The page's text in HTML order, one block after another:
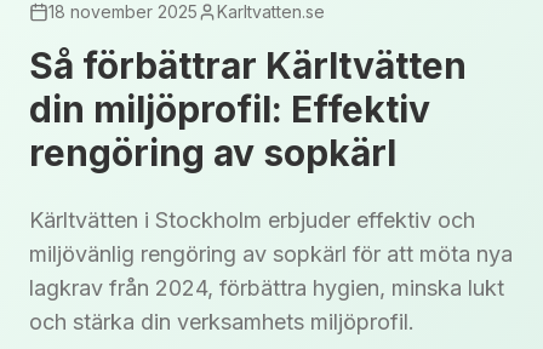
18 november 2025 Karltvatten.se
Så förbättrar Kärltvätten
din miljöprofil: Effektiv
rengöring av sopkärl
Kärltvätten i Stockholm erbjuder effektiv och
miljövänlig rengöring av sopkärl för att möta nya
lagkrav från 2024, förbättra hygien, minska lukt
och stärka din verksamhets miljöprofil.